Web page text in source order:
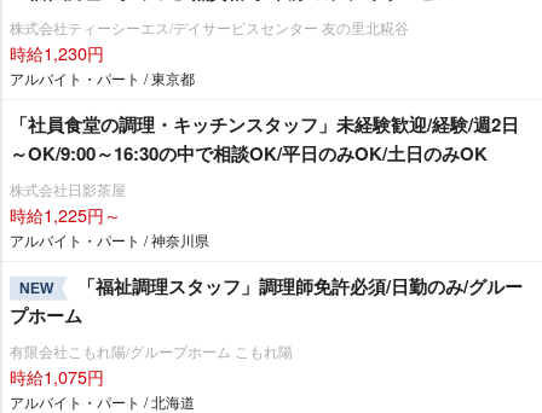
株式会社ティーシーエス/デイサービスセンター 友の里北糀谷
時給1,230円
アルバイト・パート / 東京都
「社員食堂の調理・キッチンスタッフ」未経験歓迎/経験/週2日
～OK/9:00～16:30の中で相談OK/平日のみOK/土日のみOK
株式会社日影茶屋
時給1,225円～
アルバイト・パート / 神奈川県
NEW
「福祉調理スタッフ」調理師免許必須/日勤のみ/グルー
プホーム
有限会社こもれ陽/グループホーム こもれ陽
時給1,075円
アルバイト・パート / 北海道